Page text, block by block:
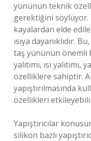
yününün teknik
gerektiğini söylüyor.
kayalardan elde
ısıya dayanıklıdır.
taş yününün önemli
yalıtımı, ısı yalıtımı,
özelliklere sahiptir.
yapıştırılmasında
özellikleri
Yapıştırıcılar
silikon bazlı